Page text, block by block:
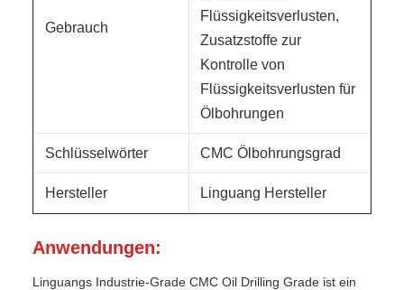
Gebrauch
Flüssigkeitsverlusten,
Zusatzstoffe zur
Kontrolle von
Flüssigkeitsverlusten für
Ölbohrungen
Schlüsselwörter CMC Ölbohrungsgrad
Hersteller Linguang Hersteller
Anwendungen:
Linguangs Industrie-Grade CMC Oil Drilling Grade ist ein